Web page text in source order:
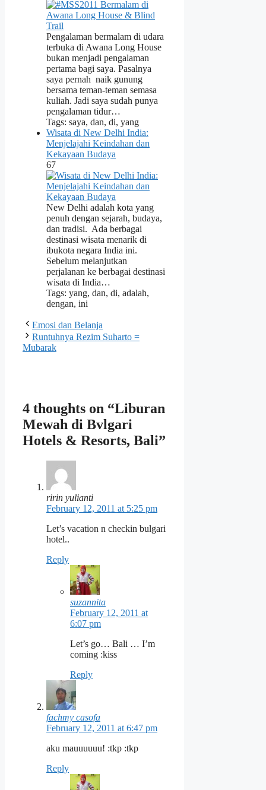
Pengalaman bermalam di udara
terbuka di Awana Long House
bukan menjadi pengalaman
pertama bagi saya. Pasalnya
saya pernah naik gunung
bersama teman-teman semasa
kuliah. Jadi saya sudah punya
pengalaman tidur…
Tags: saya, dan, di, yang
Wisata di New Delhi India:
Menjelajahi Keindahan dan
Kekayaan Budaya
67
New Delhi adalah kota yang
penuh dengan sejarah, budaya,
dan tradisi. Ada berbagai
destinasi wisata menarik di
ibukota negara India ini.
Sebelum melanjutkan
perjalanan ke berbagai destinasi
wisata di India…
Tags: yang, dan, di, adalah,
dengan, ini
Emosi dan Belanja
Runtuhnya Rezim Suharto =
Mubarak
4 thoughts on “Liburan
Mewah di Bvlgari
Hotels & Resorts, Bali”
ririn yulianti
February 12, 2011 at 5:25 pm
Let’s vacation n checkin bulgari
hotel..
Reply
suzannita
February 12, 2011 at
6:07 pm
Let’s go… Bali … I’m
coming :kiss
Reply
fachmy casofa
February 12, 2011 at 6:47 pm
aku mauuuuuu! :tkp :tkp
Reply